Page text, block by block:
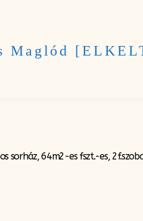
Maglód
sorház, 64m2-es fszt.-es,